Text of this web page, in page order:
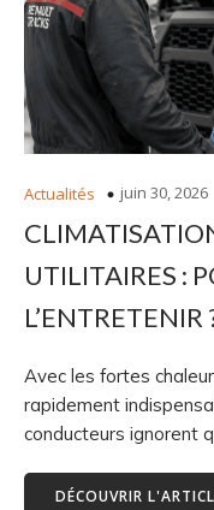
Actualités juin 30, 2026
UTILITAIRES :
L’ENTRETENIR
Avec les fortes
rapidement
conducteurs ignorent
DÉCOUVRIR